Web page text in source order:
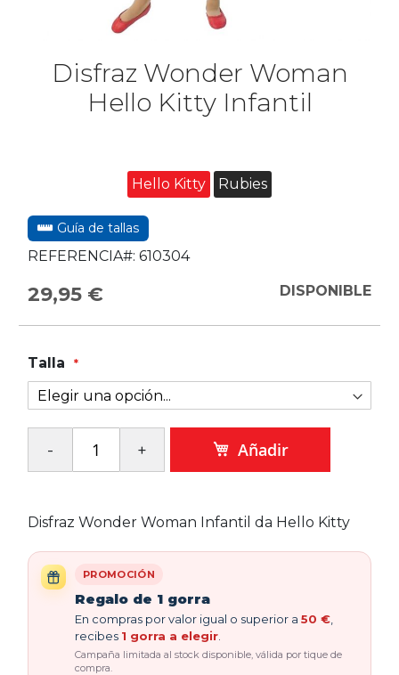
Disfraz Wonder Woman
Hello Kitty Infantil
Hello Kitty Rubies
Guía de tallas
REFERENCIA#: 610304
29,95 € DISPONIBLE
Talla
Añadir
Disfraz Wonder Woman Infantil da Hello Kitty
PROMOCIÓN
Regalo de 1 gorra
En compras por valor igual o superior a 50 €
recibes 1 gorra a elegir
Campaña limitada al stock disponible, válida por tique de
compra.